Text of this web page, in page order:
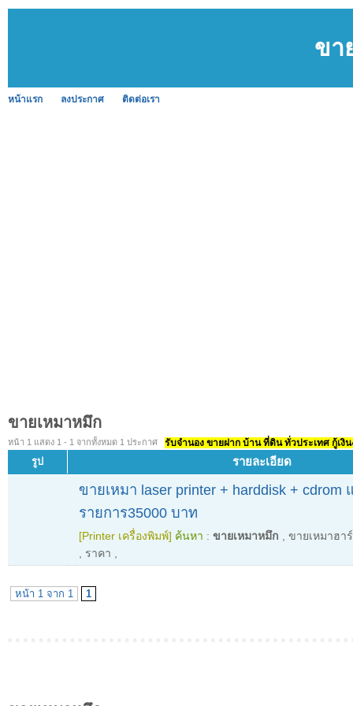
ขา
หน้าแรก ลงประกาศ ติดต่อเรา
ขายเหมาหมึก
หน้า 1 แสดง 1 - 1 จากทั้งหมด 1 ประกาศ รับจำนอง ขายฝาก บ้าน ที่ดิน ทั่วประเทศ กู้เงิ
รูป รายละเอียด
ขายเหมา laser printer + harddisk + cdrom
รายการ35000 บาท
[Printer เครื่องพิมพ์] ค้นหา : ขายเหมาหมึก
ขายเหมาฮา
ราคา
หน้า 1 จาก 1 1